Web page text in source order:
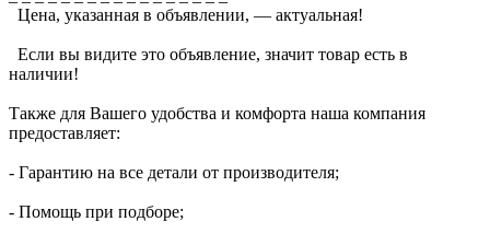
Цена, указанная в объявлении, — актуальная!
Если вы видите это объявление, значит товар есть в
наличии!
Также для Вашего удобства и комфорта наша компания
предоставляет:
- Гарантию на все детали от производителя;
- Помощь при подборе;